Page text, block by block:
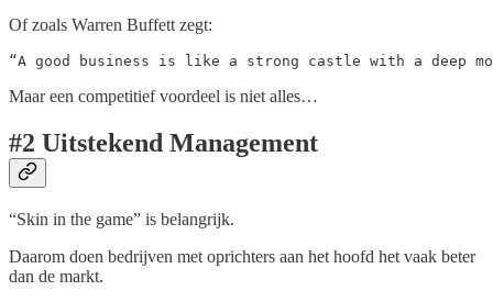
Of zoals Warren Buffett zegt:
“A good business is like a strong castle with a deep
Maar een competitief voordeel is niet alles…
#2 Uitstekend Management
“Skin in the game” is belangrijk.
Daarom doen bedrijven met oprichters aan het hoofd het vaak beter
dan de markt.